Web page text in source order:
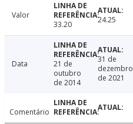
Valor
33.20
24.25
Data
21 de
outubro
de 2014
31 de
dezembro
de 2021
Comentário